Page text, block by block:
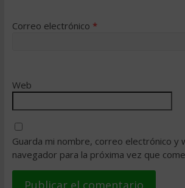
Correo electrónico *
Web
Guarda mi nombre, correo electrónico y
navegador para la próxima vez que